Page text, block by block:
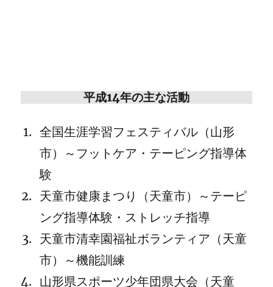
平成14年の主な活動
全国生涯学習フェスティバル（山形
市）～フットケア・テーピング指導体
験
天童市健康まつり（天童市）～テーピ
ング指導体験・ストレッチ指導
天童市清幸園福祉ボランティア（天童
市）～機能訓練
山形県スポーツ少年団県大会（天童